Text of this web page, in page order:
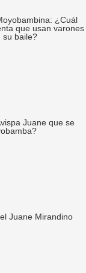
¿Cuál
que usan varones
su baile?
Juane que se
Juane Mirandino